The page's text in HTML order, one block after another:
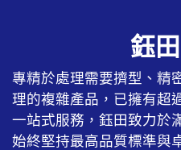
鈺
專精於處理需要擠型、精
理的複雜產品，已擁有超
一站式服務，鈺田致力於
始終堅持最高品質標準與